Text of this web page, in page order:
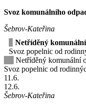
Svoz komunálního
Šebrov-Kateřina
Netříděný
Svoz popelnic od
Netříděný komunální
Svoz popelnic od
11 .6.
12.6.
Šebrov-Kateřina